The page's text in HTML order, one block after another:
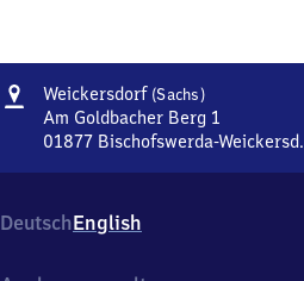
Adresse
Weickersdorf (Sachs)Weickersdorf
(Sachsen)
Am Goldbacher Berg 1
01877 Bischofswerda-Weickersd.
Am
Goldbacher
DeutschEnglish